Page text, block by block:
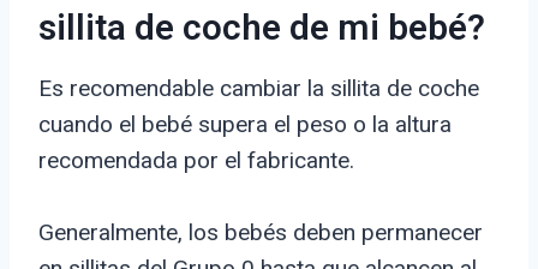
sillita de coche de mi bebé?
Es recomendable cambiar la sillita de coche
cuando el bebé supera el peso o la altura
recomendada por el fabricante.
Generalmente, los bebés deben permanecer